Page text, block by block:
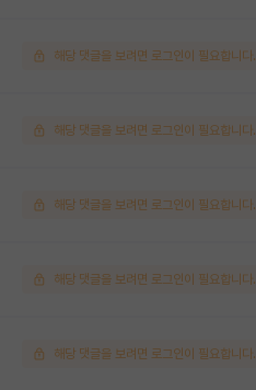
해당 댓글을 보려면 로그인이 필요합니다.
해당 댓글을 보려면 로그인이 필요합니다.
해당 댓글을 보려면 로그인이 필요합니다.
해당 댓글을 보려면 로그인이 필요합니다.
해당 댓글을 보려면 로그인이 필요합니다.